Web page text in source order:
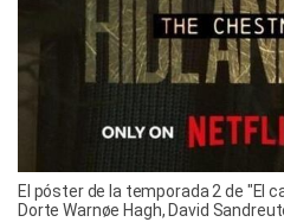
El póster de la temporada 2 de "El
Dorte Warnøe Hagh, David